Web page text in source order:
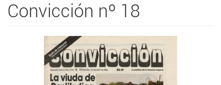
Convicción nº 18